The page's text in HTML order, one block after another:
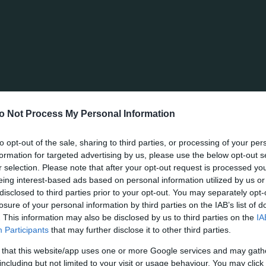
Not Process My Personal Information
opt-out of the sale, sharing to third parties, or processing of your
for targeted advertising by us, please use the below opt-out
selection. Please note that after your opt-out request is processed
interest-based ads based on personal information utilized by us
to third parties prior to your opt-out. You may separately
of your personal information by third parties on the IAB’s list of
This information may also be disclosed by us to third parties on the
Participants that may further disclose it to other third parties.
that this website/app uses one or more Google services and may
but not limited to your visit or usage behaviour. You may
την απόδοσή τους φτάνοντας τελικά στην
Στο 25’ ο Βαγιαννίδης με τον Ιωαννίδη
το γκολ το οποίο βρήκαν για δεύτερη φορά
τον Ιωαννίδη. Ο διεθνής φορ σούταρε, η μπάλα
ο οποίος «σημάδεψε» τον Μπερνάρ, που με ωραίο
του τέρματος της Ρογκάσκα. Ο Παναθηναϊκός
στο 38’ αλλά το διαγώνιο συρτό σουτ του